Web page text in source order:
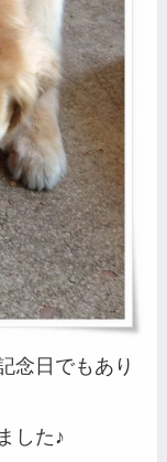
念日でもあり
した♪